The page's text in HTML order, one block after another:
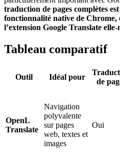
traduction de pages complètes
fonctionnalité native de Chrome,
l’extension Google Translate elle-
Tableau comparatif
Outil Idéal pour
de
OpenL
Translate
Navigation
polyvalente
sur pages
web, textes et
images
Oui